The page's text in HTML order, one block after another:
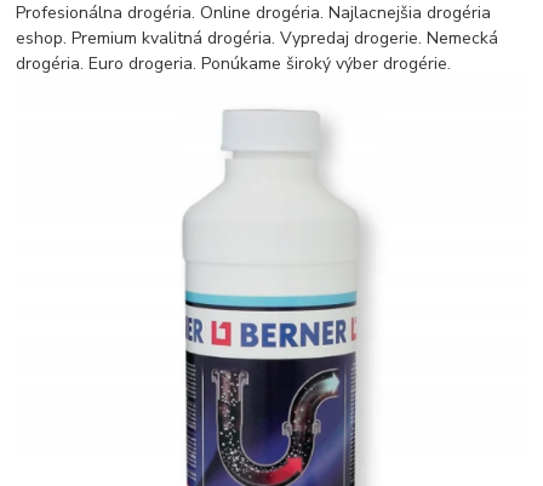
Profesionálna drogéria. Online drogéria. Najlacnejšia drogéria
eshop. Premium kvalitná drogéria. Vypredaj drogerie. Nemecká
drogéria. Euro drogeria. Ponúkame široký výber drogérie.